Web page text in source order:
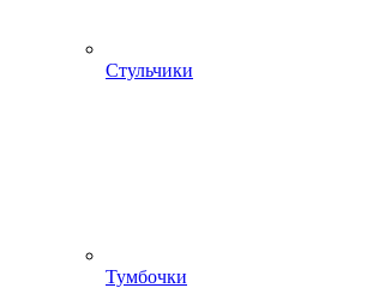
Стульчики
Тумбочки